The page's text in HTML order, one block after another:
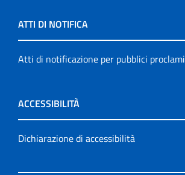
ATTI DI NOTIFICA
Atti di notificazione per pubblici proclami
ACCESSIBILITÀ
Dichiarazione di accessibilità